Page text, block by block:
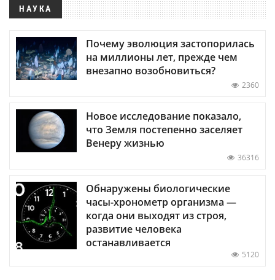
НАУКА
Почему эволюция застопорилась
на миллионы лет, прежде чем
внезапно возобновиться?
2360
Новое исследование показало,
что Земля постепенно заселяет
Венеру жизнью
36316
Обнаружены биологические
часы-хронометр организма —
когда они выходят из строя,
развитие человека
останавливается
5120